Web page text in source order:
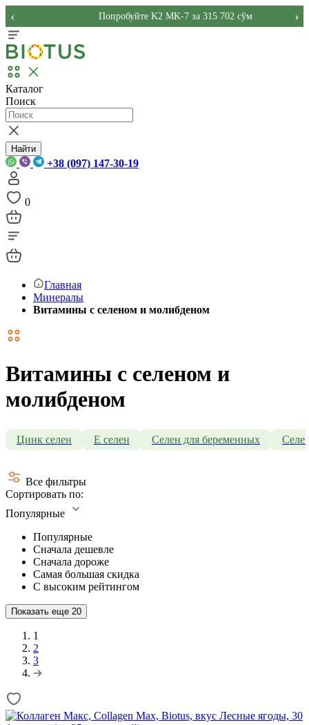
Попробуйте K2 MK-7 за 315 702 сўм
‹ ›
Каталог
Поиск
Найти
+38 (097) 147-30-19
0
Главная
Минералы
Витамины с селеном и молибденом
Витамины с селеном и
молибденом
Цинк селен Е селен Селен для беременных
Все фильтры
Сортировать по:
Популярные
Популярные
Сначала дешевле
Сначала дороже
Самая большая скидка
С высоким рейтингом
Показать еще 20
1
2
3